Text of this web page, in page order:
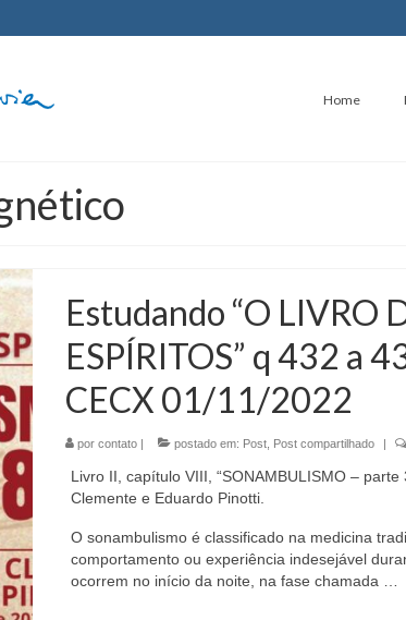
Home
Estudando “O LIVRO
ESPÍRITOS” q 432 a
CECX 01/11/2022
por contato| postado em: Post, Post compartilhado |
Livro II, capítulo VIII, “SONAMBULISMO –
Clemente e Eduardo Pinotti.
O sonambulismo é classificado na medicina
comportamento ou experiência indesejável
ocorrem no início da noite, na fase chamada …